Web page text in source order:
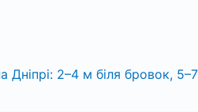
Дніпрі: 2–4 м біля бровок,